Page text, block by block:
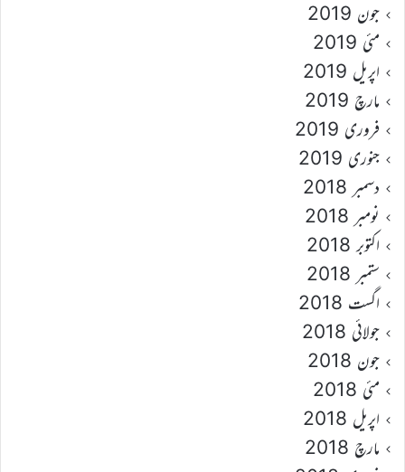
جون 2019
مئی 2019
اپریل 2019
مارچ 2019
فروری 2019
جنوری 2019
دسمبر 2018
نومبر 2018
اکتوبر 2018
ستمبر 2018
اگست 2018
جولائی 2018
جون 2018
مئی 2018
اپریل 2018
مارچ 2018